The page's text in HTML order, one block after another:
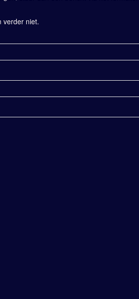
verder niet.